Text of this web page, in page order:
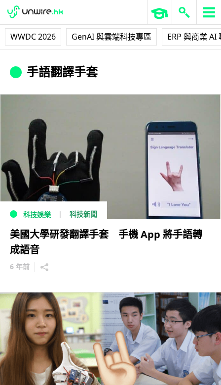
WWDC 2026 GenAI 與雲端科技專區 ERP 與商業 AI
手語翻譯手套
科技娛樂 科技新聞
美國大學研發翻譯手套 手機 App 將手語轉
成語音
6 年前